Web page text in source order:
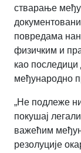
стварање
повредама
физичким и
као последици
међународно
„Не подлеже
покушај
важећим
резолуције